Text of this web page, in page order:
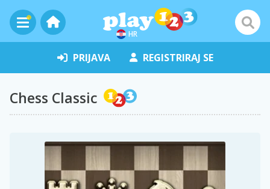
HR
PRIJAVA REGISTRIRAJ SE
Chess Classic